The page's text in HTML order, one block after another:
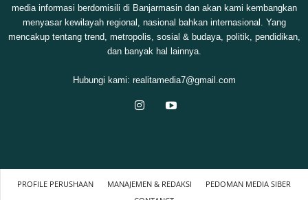
media informasi berdomisili di Banjarmasin dan akan kami kembangkan
menyasar kewilayah regional, nasional bahkan internasional. Yang
mencakup tentang trend, metropolis, sosial & budaya, politik, pendidikan,
dan banyak hal lainnya.
Hubungi kami: realitamedia7@gmail.com
PROFILE PERUSHAAN MANAJEMEN & REDAKSI
PEDOMAN MEDIA SIBER